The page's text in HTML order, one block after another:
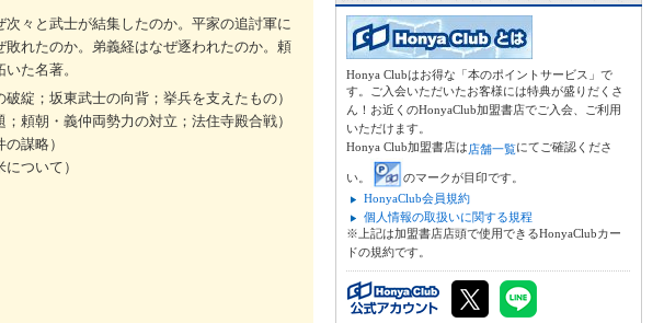
々と武士が結集したのか。平家の追討軍に
れたのか。弟義経はなぜ逐われたのか。頼
た名著。
綻；坂東武士の向背；挙兵を支えたもの）
頼朝・義仲両勢力の対立；法住寺殿合戦）
謀略）
ついて）
Honya Clubはお得な「本のポイントサービス」で
す。ご入会いただいたお客様には特典が盛りだくさ
ん！お近くのHonyaClub加盟書店でご入会、ご利用
いただけます。
Honya Club加盟書店は店舗一覧にてご確認くださ
い。
のマークが目印です。
HonyaClub会員規約
個人情報の取扱いに関する規程
※上記は加盟書店店頭で使用できるHonyaClubカー
ドの規約です。